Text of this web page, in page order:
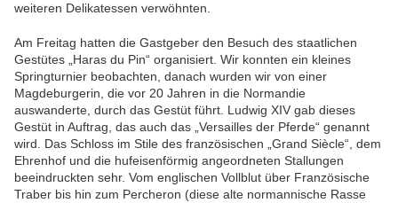
weiteren Delikatessen verwöhnten.
Am Freitag hatten die Gastgeber den Besuch des staatlichen
Gestütes „Haras du Pin“ organisiert. Wir konnten ein kleines
Springturnier beobachten, danach wurden wir von einer
Magdeburgerin, die vor 20 Jahren in die Normandie
auswanderte, durch das Gestüt führt. Ludwig XIV gab dieses
Gestüt in Auftrag, das auch das „Versailles der Pferde“ genannt
wird. Das Schloss im Stile des französischen „Grand Siècle“, dem
Ehrenhof und die hufeisenförmig angeordneten Stallungen
beeindruckten sehr. Vom englischen Vollblut über Französische
Traber bis hin zum Percheron (diese alte normannische Rasse